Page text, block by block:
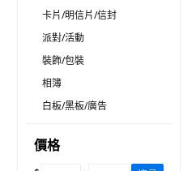
卡片/明信片/信封
派對/活動
裝飾/包裝
相簿
白板/黑板/廣告
價格